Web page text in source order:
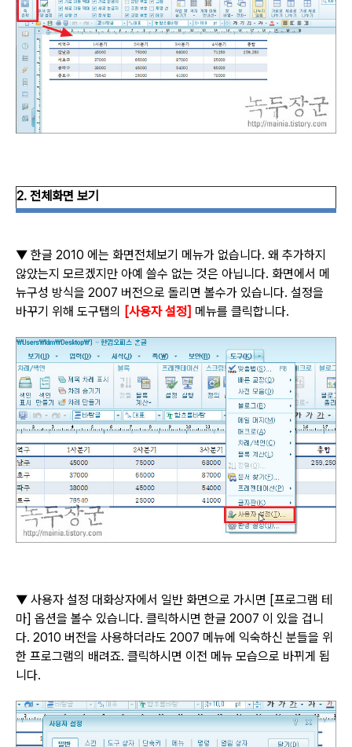
2. 전체화면 보기
▼ 한글 2010 에는 화면전체보기 메뉴가 없습니다. 왜 추가하지
않았는지 모르겠지만 아예 쓸수 없는 것은 아닙니다. 화면에서 메
뉴구성 방식을 2007 버전으로 돌리면 볼수가 있습니다. 설정을
바꾸기 위해 도구탭의
[사용자 설정] 메뉴를 클릭합니다.
▼ 사용자 설정 대화상자에서 일반 화면으로 가시면 [프로그램 테
마] 옵션을 볼수 있습니다. 클릭하시면 한글 2007 이 있을 겁니
다. 2010 버전을 사용하더라도 2007 메뉴에 익숙하신 분들을 위
한 프로그램의 배려죠. 클릭하시면 이전 메뉴 모습으로 바뀌게 됩
니다.